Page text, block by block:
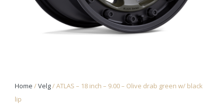
Home /Velg/ ATLAS – 18 inch – 9.00 – Olive drab green w/ black
lip